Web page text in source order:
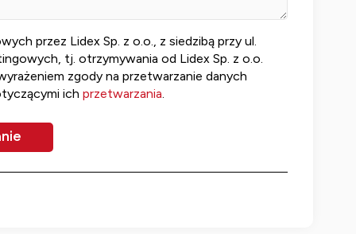
przez Lidex Sp. z o.o., z siedzibą przy ul.
tj. otrzymywania od Lidex Sp. z o.o.
zgody na przetwarzanie danych
ich przetwarzania.